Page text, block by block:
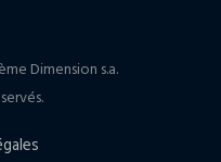
Dimension s.a.